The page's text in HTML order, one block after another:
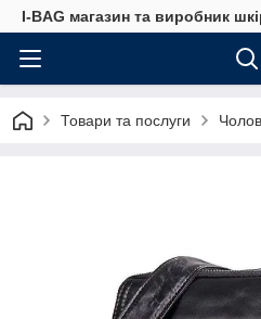
I-BAG магазин та виробник
Товари та послуги